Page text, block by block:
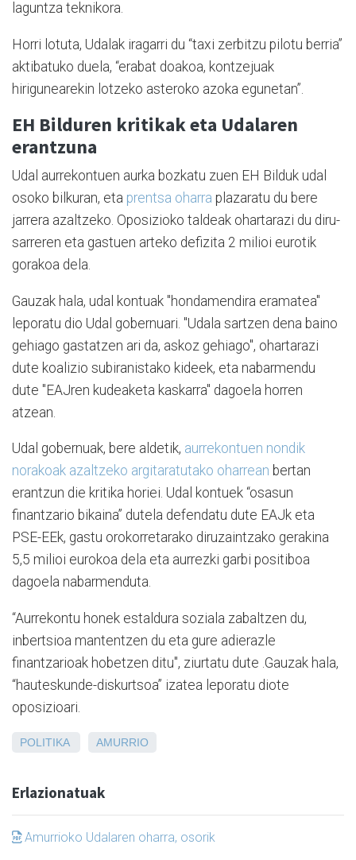
laguntza teknikora.
Horri lotuta, Udalak iragarri du “taxi zerbitzu pilotu berria”
aktibatuko duela, “erabat doakoa, kontzejuak
hirigunearekin lotzeko asteroko azoka egunetan”.
EH Bilduren kritikak eta Udalaren
erantzuna
Udal aurrekontuen aurka bozkatu zuen EH Bilduk udal
osoko bilkuran, eta prentsa oharra plazaratu du bere
jarrera azaltzeko. Oposizioko taldeak ohartarazi du diru-
sarreren eta gastuen arteko defizita 2 milioi eurotik
gorakoa dela.
Gauzak hala, udal kontuak "hondamendira eramatea"
leporatu dio Udal gobernuari. "Udala sartzen dena baino
gehiago gastatzen ari da, askoz gehiago", ohartarazi
dute koalizio subiranistako kideek, eta nabarmendu
dute "EAJren kudeaketa kaskarra" dagoela horren
atzean.
Udal gobernuak, bere aldetik, aurrekontuen nondik
norakoak azaltzeko argitaratutako oharrean bertan
erantzun die kritika horiei. Udal kontuek “osasun
finantzario bikaina” dutela defendatu dute EAJk eta
PSE-EEk, gastu orokorretarako diruzaintzako gerakina
5,5 milioi eurokoa dela eta aurrezki garbi positiboa
dagoela nabarmenduta.
“Aurrekontu honek estaldura soziala zabaltzen du,
inbertsioa mantentzen du eta gure adierazle
finantzarioak hobetzen ditu", ziurtatu dute .Gauzak hala,
“hauteskunde-diskurtsoa” izatea leporatu diote
oposizioari.
POLITIKA AMURRIO
Erlazionatuak
Amurrioko Udalaren oharra, osorik